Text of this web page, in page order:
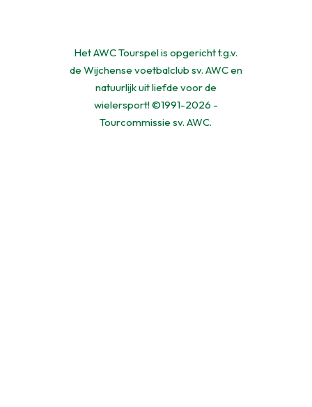
Het AWC Tourspel is opgericht t.g.v.
de Wijchense voetbalclub sv. AWC en
natuurlijk uit liefde voor de
wielersport! ©1991-2026 -
Tourcommissie sv. AWC.